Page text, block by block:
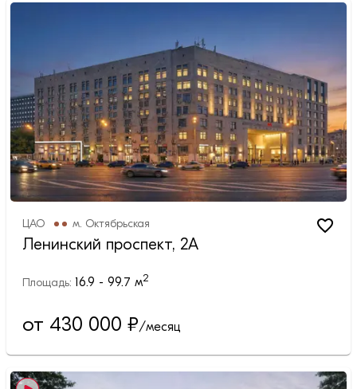
ЦАО м. Октябрьская
Ленинский проспект, 2А
Площадь: 16.9 - 99.7 м2
от 430 000 ₽/месяц